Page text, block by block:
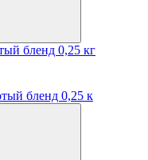
бленд 0,25 кг